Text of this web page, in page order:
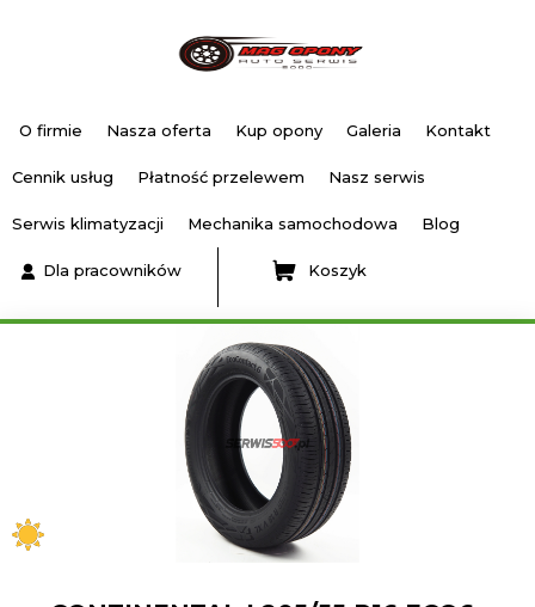
O firmie Nasza oferta Kup opony Galeria Kontakt
Cennik usług Płatność przelewem Nasz serwis
Serwis klimatyzacji Mechanika samochodowa Blog
Dla pracowników Koszyk